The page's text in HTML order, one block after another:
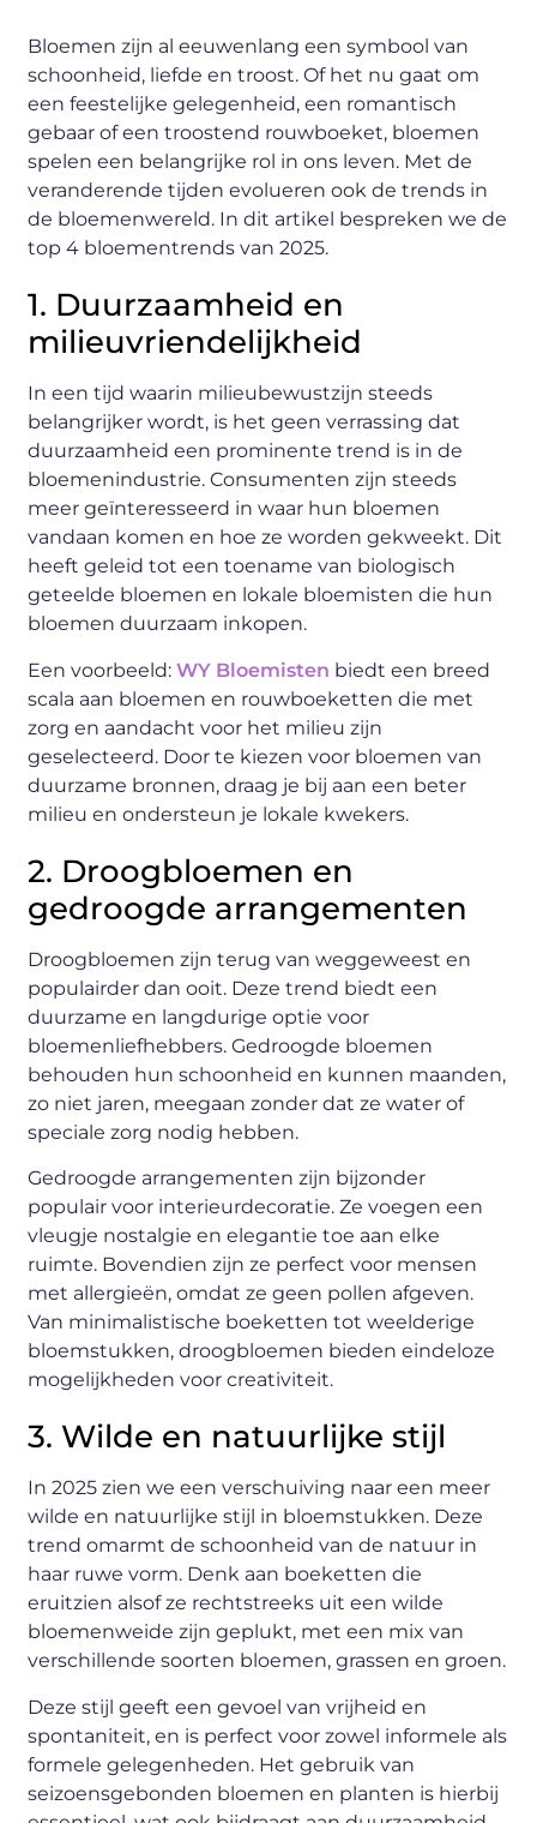
Bloemen zijn al eeuwenlang een symbool van
schoonheid, liefde en troost. Of het nu gaat om
een feestelijke gelegenheid, een romantisch
gebaar of een troostend rouwboeket, bloemen
spelen een belangrijke rol in ons leven. Met de
veranderende tijden evolueren ook de trends in
de bloemenwereld. In dit artikel bespreken we de
top 4 bloementrends van 2025.
1. Duurzaamheid en
milieuvriendelijkheid
In een tijd waarin milieubewustzijn steeds
belangrijker wordt, is het geen verrassing dat
duurzaamheid een prominente trend is in de
bloemenindustrie. Consumenten zijn steeds
meer geïnteresseerd in waar hun bloemen
vandaan komen en hoe ze worden gekweekt. Dit
heeft geleid tot een toename van biologisch
geteelde bloemen en lokale bloemisten die hun
bloemen duurzaam inkopen.
Een voorbeeld:WY Bloemisten biedt een breed
scala aan bloemen en rouwboeketten die met
zorg en aandacht voor het milieu zijn
geselecteerd. Door te kiezen voor bloemen van
duurzame bronnen, draag je bij aan een beter
milieu en ondersteun je lokale kwekers.
2. Droogbloemen en
gedroogde arrangementen
Droogbloemen zijn terug van weggeweest en
populairder dan ooit. Deze trend biedt een
duurzame en langdurige optie voor
bloemenliefhebbers. Gedroogde bloemen
behouden hun schoonheid en kunnen maanden,
zo niet jaren, meegaan zonder dat ze water of
speciale zorg nodig hebben.
Gedroogde arrangementen zijn bijzonder
populair voor interieurdecoratie. Ze voegen een
vleugje nostalgie en elegantie toe aan elke
ruimte. Bovendien zijn ze perfect voor mensen
met allergieën, omdat ze geen pollen afgeven.
Van minimalistische boeketten tot weelderige
bloemstukken, droogbloemen bieden eindeloze
mogelijkheden voor creativiteit.
3. Wilde en natuurlijke stijl
In 2025 zien we een verschuiving naar een meer
wilde en natuurlijke stijl in bloemstukken. Deze
trend omarmt de schoonheid van de natuur in
haar ruwe vorm. Denk aan boeketten die
eruitzien alsof ze rechtstreeks uit een wilde
bloemenweide zijn geplukt, met een mix van
verschillende soorten bloemen, grassen en groen.
Deze stijl geeft een gevoel van vrijheid en
spontaniteit, en is perfect voor zowel informele als
formele gelegenheden. Het gebruik van
seizoensgebonden bloemen en planten is hierbij